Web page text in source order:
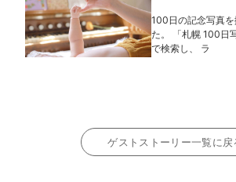
100日の記念写真
た。 「札幌 100日
で検索し、 ラ
ゲストストーリー一覧に戻